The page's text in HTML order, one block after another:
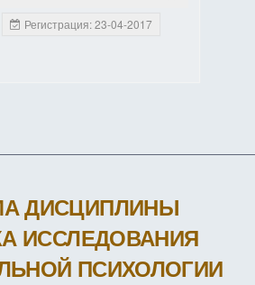
Регистрация: 23-04-2017
ДИСЦИПЛИНЫ
ИССЛЕДОВАНИЯ
ПСИХОЛОГИИ